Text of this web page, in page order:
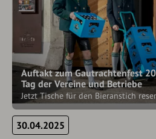
Auftakt zum Gautrachtenfest
Tag der Vereine und Betriebe
Jetzt Tische für den Bieranstich
30.04.2025